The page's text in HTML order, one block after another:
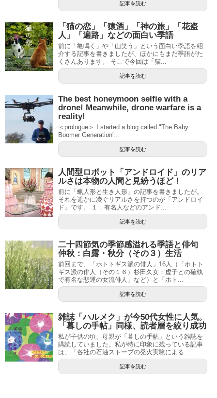
記事を読む
「猫の恋」「猿酒」「神の旅」「花盗
人」「遍路」などの面白い季語
前に「亀鳴く」や「山笑う」という面白い季語を紹
介する記事を書きましたが、ほかにもまだ季語がた
くさんあります。 そこで今回は「猫...
記事を読む
The best honeymoon selfie with a
drone! Meanwhile, drone warfare is a
reality!
＜prologue＞ I started a blog called "The Baby
Boomer Generation'...
記事を読む
人間型ロボット「アンドロイド」のリア
ルさは本物の人間と見紛うほど！
前に「蝋人形と生き人形」の記事を書きましたが。
それを遥かに凌ぐリアルさを持つのが「アンドロイ
ド」です。 １．有名人などのアンド...
記事を読む
二十四節気の季節感溢れる季語と俳句
仲秋：白露・秋分（その３）生活
前回まで、「ホトトギス派の俳人」16人（「ホトト
ギス派の俳人（その１６）杉田久女：虚子との確執
で有名な悲運の女流俳人」など）と「ホト...
記事を読む
雑誌「ハルメク」が今50代女性に人気。
「暮しの手帖」同様、読者層を絞り成功
私が子供の頃、母親が「暮しの手帖」という雑誌を
購読していました。私が特に印象に残っている記事
は、「各社の石油ストーブの発火実験による...
記事を読む